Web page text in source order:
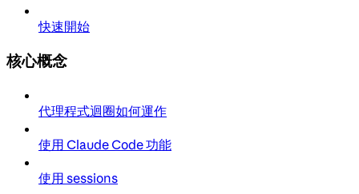
快速開始
核心概念
代理程式迴圈如何運作
使用 Claude Code 功能
使用 sessions